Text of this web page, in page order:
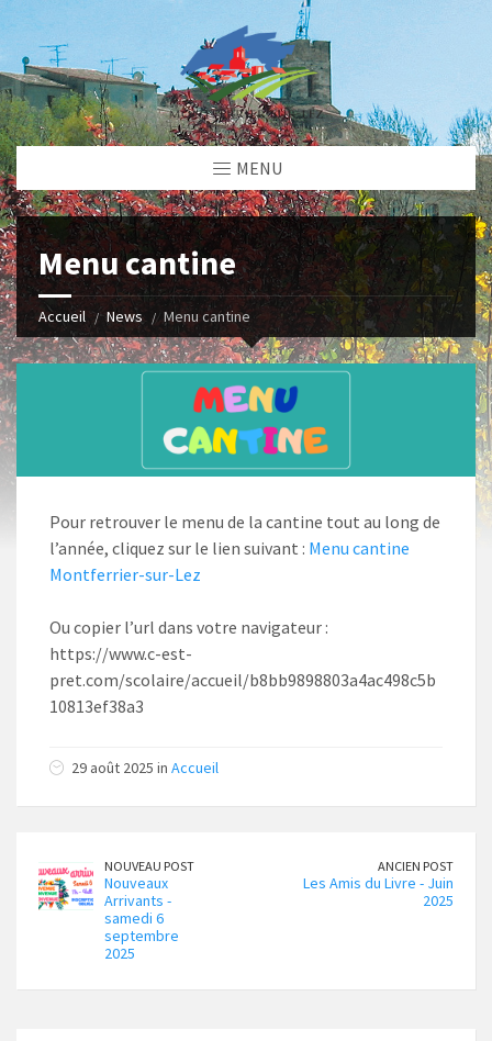
MENU
Menu cantine
Accueil News Menu cantine
Pour retrouver le menu de la cantine tout au long de
l’année, cliquez sur le lien suivant : Menu cantine
Montferrier-sur-Lez
Ou copier l’url dans votre navigateur :
https://www.c-est-
pret.com/scolaire/accueil/b8bb9898803a4ac498c5b
10813ef38a3
29 août 2025 in Accueil
NOUVEAU POST
Nouveaux
Arrivants -
samedi 6
septembre
2025
ANCIEN POST
Les Amis du Livre - Juin
2025